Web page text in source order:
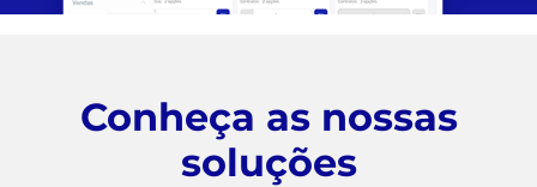
Conheça as nossas
soluções